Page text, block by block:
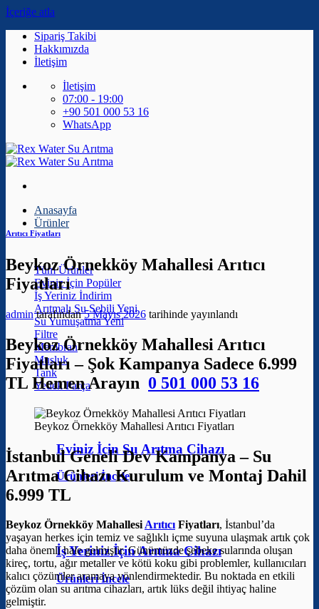
İçeriğe atla
Sipariş Takibi
Hakkımızda
İletişim
İletişim
07:00 - 19:00
+90 501 000 53 16
WhatsApp
Anasayfa
Ürünler
Tüm Ürünler
Eviniz İçin
İş Yeriniz
Arıtmalı Su Sebili
Su Yumuşatma
Filtre
Membran
Musluk
Tank
Yedek Parça
Eviniz İçin Su Arıtma Cihazı
Ürünleri İncele
İş Yeriniz İçin Arıtma Cihazı
Ürünleri İncele
Arıtıcı Fiyatları
Beykoz Örnekköy Mahallesi Arıtıcı
Fiyatları
admintarafından 5 Mayıs 2026 tarihinde yayınlandı
Beykoz Örnekköy Mahallesi Arıtıcı
Fiyatları – Şok Kampanya Sadece 6.999
TL Hemen Arayın 0 501 000 53 16
Beykoz Örnekköy Mahallesi Arıtıcı Fiyatları
İstanbul Geneli Dev Kampanya – Su
Arıtma Cihazı Kurulum ve Montaj Dahil
6.999 TL
Beykoz Örnekköy MahallesiArıtıcıFiyatları, İstanbul’da
yaşayan herkes için temiz ve sağlıklı içme suyuna ulaşmak artık çok
daha önemli hale gelmiştir. Günümüzde şebeke sularında oluşan
kireç, tortu, ağır metaller ve kötü koku gibi problemler, kullanıcıları
kalıcı çözümler aramaya yönlendirmektedir. Bu noktada en etkili
çözüm olan su arıtma cihazları, artık lüks değil ihtiyaç haline
gelmiştir.